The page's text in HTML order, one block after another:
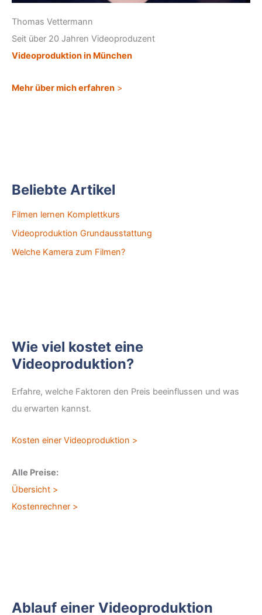
Thomas Vettermann
Seit über 20 Jahren Videoproduzent
Videoproduktion in München
Mehr über mich erfahren >
Beliebte Artikel
Filmen lernen Komplettkurs
Videoproduktion Grundausstattung
Welche Kamera zum Filmen?
Wie viel kostet eine
Videoproduktion?
Erfahre, welche Faktoren den Preis beeinflussen und was
du erwarten kannst.
Kosten einer Videoproduktion >
Alle Preise:
Übersicht >
Kostenrechner >
Ablauf einer Videoproduktion